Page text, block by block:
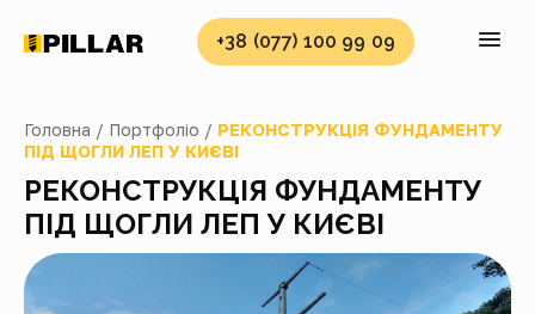
+38 (077) 100 99 09
Головна / Портфоліо / РЕКОНСТРУКЦІЯ ФУНДАМЕНТУ
ПІД ЩОГЛИ ЛЕП У КИЄВІ
РЕКОНСТРУКЦІЯ ФУНДАМЕНТУ
ПІД ЩОГЛИ ЛЕП У КИЄВІ